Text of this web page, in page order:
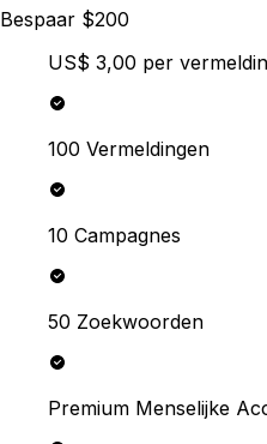
Bespaar $200
US$ 3,00 per
100 Vermeldingen
10 Campagnes
50 Zoekwoorden
Premium Menselijke